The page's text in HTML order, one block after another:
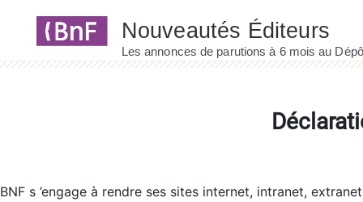
BNF s ’engage à rendre ses sites internet, intranet,